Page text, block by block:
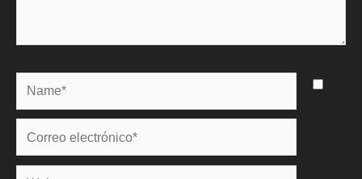
Name*
Correo
electrónico*